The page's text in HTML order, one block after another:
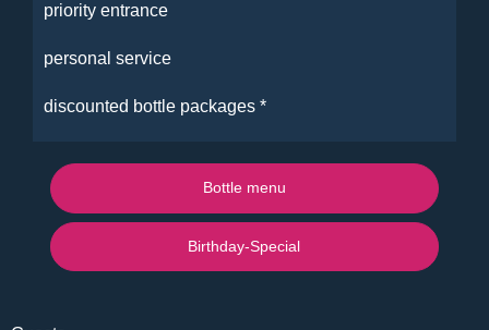
priority entrance
personal service
discounted bottle packages *
Bottle menu
Birthday-Special